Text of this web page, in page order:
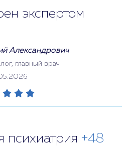
экспертом
Александрович
главный врач
психиатрия +48